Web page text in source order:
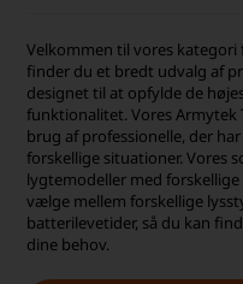
Dansk lager
30 dages returret
Tlf. er lukket uge 27-32
Velkommen til vores kategori
finder du et bredt udvalg af
designet til at opfylde de
funktionalitet. Vores Armytek
brug af professionelle, der
forskellige situationer. Vores
lygtemodeller med
vælge mellem forskellige
batterilevetider, så du kan
dine behov.